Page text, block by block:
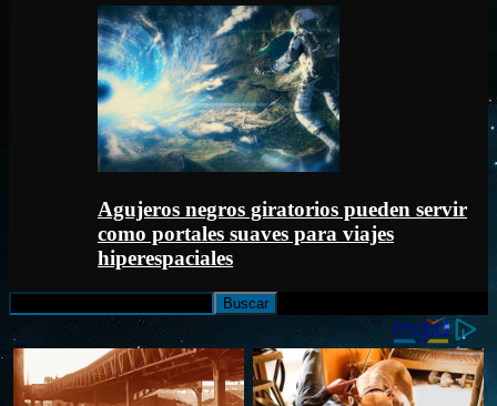
Agujeros negros giratorios pueden servir
como portales suaves para viajes
hiperespaciales